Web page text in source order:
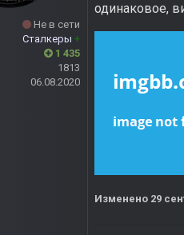
Не в сети
Сталкеры +
1 435
1813
06.08.2020
одинаковое,
Изменено 29